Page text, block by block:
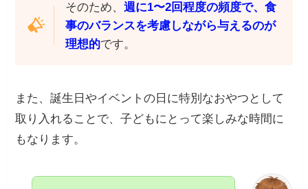
そのため、 週に1〜2回程度の頻度で、食
事のバランスを考慮しながら与えるのが
理想的です。
また、誕生日やイベントの日に特別なおやつとして
取り入れることで、子どもにとって楽しみな時間に
もなります。